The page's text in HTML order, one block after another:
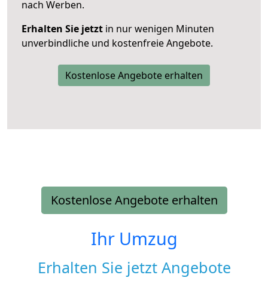
nach Werben.
Erhalten Sie jetzt in nur wenigen Minuten
unverbindliche und kostenfreie Angebote.
Kostenlose Angebote erhalten
Kostenlose Angebote erhalten
Ihr Umzug
Erhalten Sie jetzt Angebote